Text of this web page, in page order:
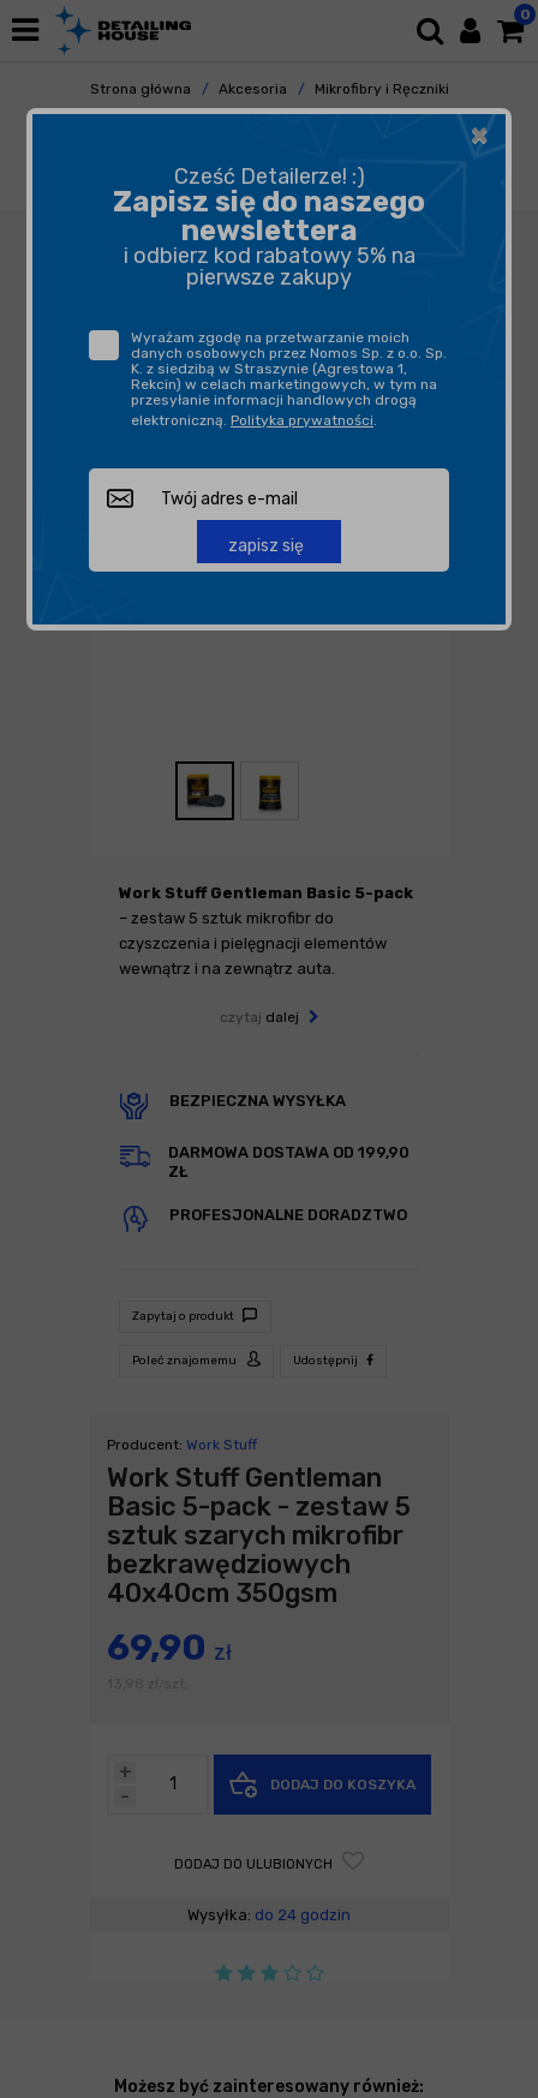
0
Strona główna Akcesoria
Mikrofibry i Ręczniki
Uniwersalne
40x40cm 350gsm
Work Stuff Gentleman Basic 5-pack
– zestaw 5 sztuk mikrofibr do
czyszczenia i pielęgnacji elementów
wewnątrz i na zewnątrz auta.
czytaj dalej
BEZPIECZNA WYSYŁKA
DARMOWA DOSTAWA OD 199,90
ZŁ
PROFESJONALNE DORADZTWO
Zapytaj o produkt
Poleć znajomemu Udostępnij
Producent: Work Stuff
Work Stuff Gentleman
Basic 5-pack - zestaw 5
sztuk szarych mikrofibr
bezkrawędziowych
40x40cm 350gsm
69,90 zł
-
+
DODAJ DO KOSZYKA
DODAJ DO ULUBIONYCH
Wysyłka: do 24 godzin
Możesz być zainteresowany również:
×
Cześć Detailerze! :)
Zapisz się do naszego
newslettera
i odbierz kod rabatowy 5% na
pierwsze zakupy
Wyrażam zgodę na przetwarzanie moich
danych osobowych przez Nomos Sp. z o.o. Sp.
K. z siedzibą w Straszynie (Agrestowa 1,
Rekcin) w celach marketingowych, w tym na
przesyłanie informacji handlowych drogą
elektroniczną. Polityka prywatności.
zapisz się